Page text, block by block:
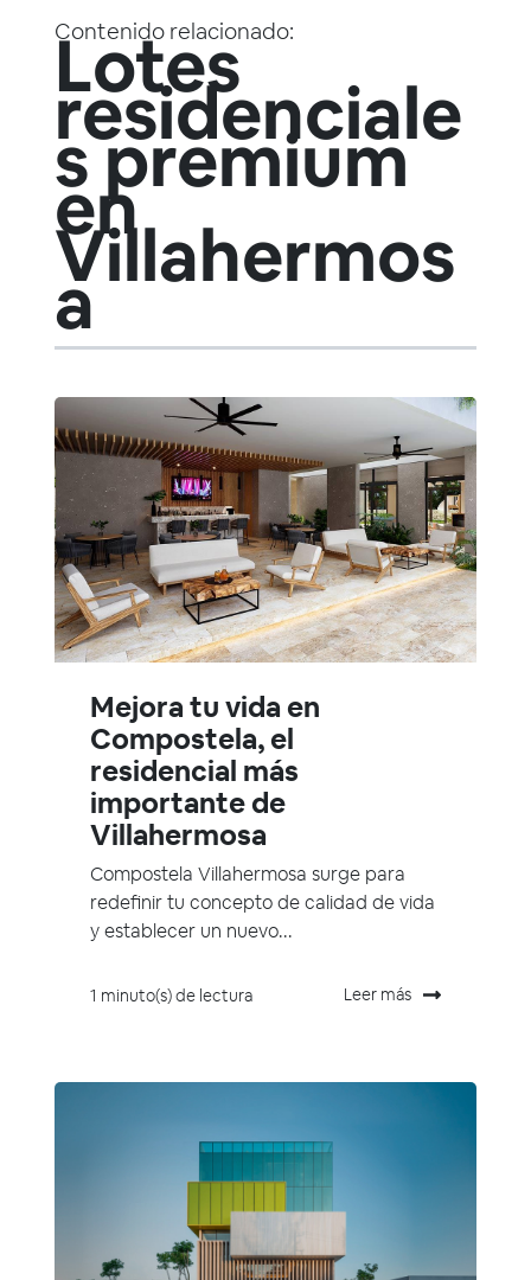
Contenido relacionado:
Lotes
residenciale
s premium
en
Villahermos
a
Mejora tu vida en
Compostela, el
residencial más
importante de
Villahermosa
Compostela Villahermosa surge para
redefinir tu concepto de calidad de vida
y establecer un nuevo...
1 minuto(s) de lectura Leer más